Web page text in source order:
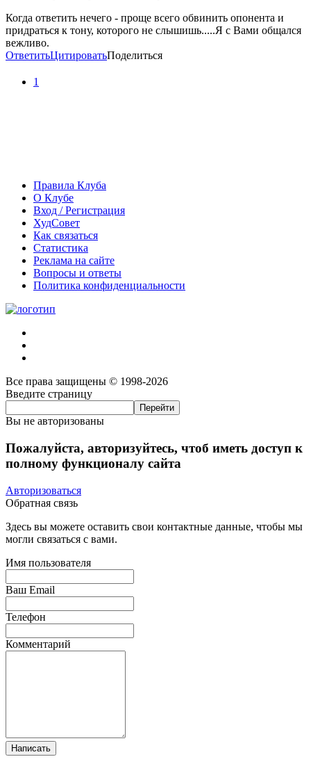
Когда ответить нечего - проще всего обвинить опонента и
придраться к тону, которого не слышишь.....Я с Вами общался
вежливо.
ОтветитьЦитироватьПоделиться
1
Правила Клуба
О Клубе
Вход / Регистрация
ХудСовет
Как связаться
Статистика
Реклама на сайте
Вопросы и ответы
Политика конфиденциальности
Все права защищены © 1998-2026
Введите страницу
Вы не авторизованы
Пожалуйста, авторизуйтесь, чтоб иметь доступ к
полному функционалу сайта
Авторизоваться
Обратная связь
Здесь вы можете оставить свои контактные данные, чтобы мы
могли связаться с вами.
Имя пользователя
Ваш Email
Телефон
Комментарий
Написать